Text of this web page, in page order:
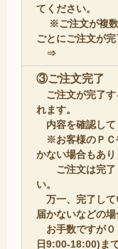
てください。
※ご注文が複数
ごとにご注文が完
⇒
③ご注文完了
ご注文が完了す
れます。
内容を確認して
※お客様のＰＣ
かない場合もあ
ご注文は完了
い。
万一、完了して
届かないなどの場
お手数ですが０
日9:00-18:00)ま